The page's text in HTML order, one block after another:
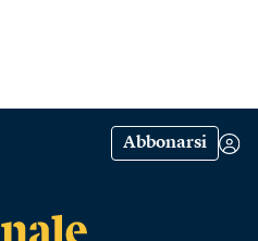
Abbonarsi